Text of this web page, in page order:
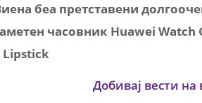
беа претставени
часовник Huawei
Lipstick
Добивај вести на